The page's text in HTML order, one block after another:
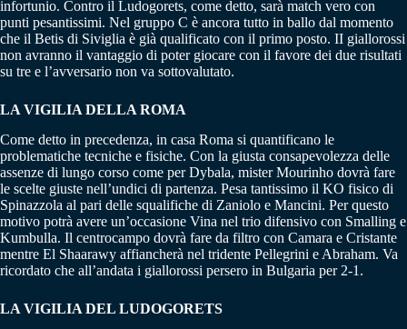
infortunio. Contro il Ludogorets, come detto, sarà match vero con
punti pesantissimi. Nel gruppo C è ancora tutto in ballo dal momento
che il Betis di Siviglia è già qualificato con il primo posto. II giallorossi
non avranno il vantaggio di poter giocare con il favore dei due risultati
su tre e l’avversario non va sottovalutato.
LA VIGILIA DELLA ROMA
Come detto in precedenza, in casa Roma si quantificano le
problematiche tecniche e fisiche. Con la giusta consapevolezza delle
assenze di lungo corso come per Dybala, mister Mourinho dovrà fare
le scelte giuste nell’undici di partenza. Pesa tantissimo il KO fisico di
Spinazzola al pari delle squalifiche di Zaniolo e Mancini. Per questo
motivo potrà avere un’occasione Vina nel trio difensivo con Smalling e
Kumbulla. Il centrocampo dovrà fare da filtro con Camara e Cristante
mentre El Shaarawy affiancherà nel tridente Pellegrini e Abraham. Va
ricordato che all’andata i giallorossi persero in Bulgaria per 2-1.
LA VIGILIA DEL LUDOGORETS